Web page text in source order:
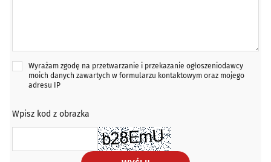
Wyrażam zgodę na przetwarzanie i przekazanie ogłoszeniodawcy
moich danych zawartych w formularzu kontaktowym oraz mojego
adresu IP
Wpisz kod z obrazka